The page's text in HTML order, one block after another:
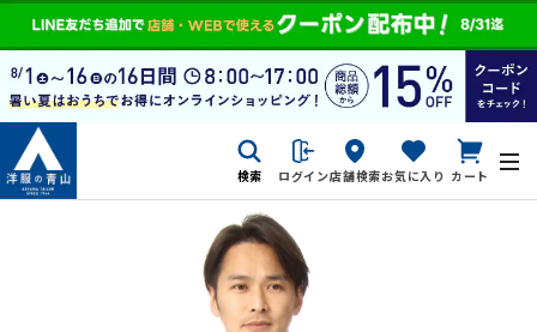
検索 ログイン店舗検索お気に入り カート